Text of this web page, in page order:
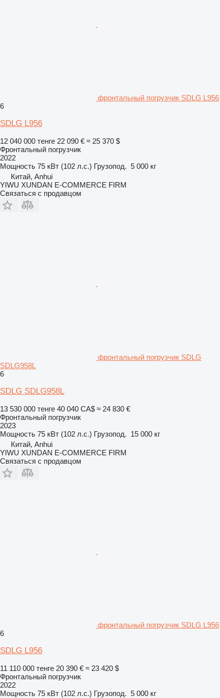
фронтальный погрузчик SDLG L956
6
SDLG L956
12 040 000 тенге 22 090 € ≈ 25 370 $
Фронтальный погрузчик
2022
Мощность 75 кВт (102 л.с.) Грузопод. 5 000 кг
Китай, Anhui
YIWU XUNDAN E-COMMERCE FIRM
Связаться с продавцом
фронтальный погрузчик SDLG
SDLG958L
6
SDLG SDLG958L
13 530 000 тенге 40 040 CA$ ≈ 24 830 €
Фронтальный погрузчик
2023
Мощность 75 кВт (102 л.с.) Грузопод. 15 000 кг
Китай, Anhui
YIWU XUNDAN E-COMMERCE FIRM
Связаться с продавцом
фронтальный погрузчик SDLG L956
6
SDLG L956
11 110 000 тенге 20 390 € ≈ 23 420 $
Фронтальный погрузчик
2022
Мощность 75 кВт (102 л.с.) Грузопод. 5 000 кг